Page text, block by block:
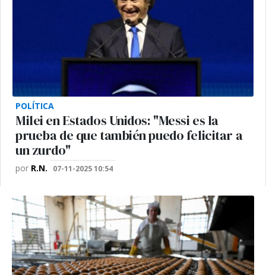
POLÍTICA
Milei en Estados Unidos: "Messi es la
prueba de que también puedo felicitar a
un zurdo"
por R.N. 07-11-2025 10:54